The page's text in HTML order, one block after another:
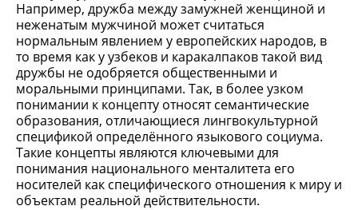
Например, дружба между замужней женщиной и
неженатым мужчиной может считаться
нормальным явлением у европейских народов, в
то время как у узбеков и каракалпаков такой вид
дружбы не одобряется общественными и
моральными принципами. Так, в более узком
понимании к концепту относят семантические
образования, отличающиеся лингвокультурной
спецификой определённого языкового социума.
Такие концепты являются ключевыми для
понимания национального менталитета его
носителей как специфического отношения к миру и
объектам реальной действительности.